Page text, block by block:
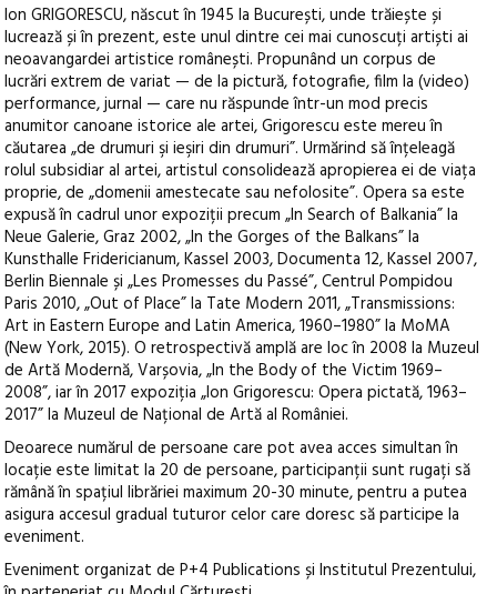
Ion GRIGORESCU, născut în 1945 la București, unde trăiește și
lucrează și în prezent, este unul dintre cei mai cunoscuți artiști ai
neoavangardei artistice românești. Propunând un corpus de
lucrări extrem de variat — de la pictură, fotografie, film la (video)
performance, jurnal — care nu răspunde într-un mod precis
anumitor canoane istorice ale artei, Grigorescu este mereu în
căutarea „de drumuri şi ieşiri din drumuri”. Urmărind să înțeleagă
rolul subsidiar al artei, artistul consolidează apropierea ei de viața
proprie, de „domenii amestecate sau nefolosite”. Opera sa este
expusă în cadrul unor expoziții precum „In Search of Balkania” la
Neue Galerie, Graz 2002, „In the Gorges of the Balkans” la
Kunsthalle Fridericianum, Kassel 2003, Documenta 12, Kassel 2007,
Berlin Biennale și „Les Promesses du Passé”, Centrul Pompidou
Paris 2010, „Out of Place” la Tate Modern 2011, „Transmissions:
Art in Eastern Europe and Latin America, 1960–1980” la MoMA
(New York, 2015). O retrospectivă amplă are loc în 2008 la Muzeul
de Artă Modernă, Varșovia, „In the Body of the Victim 1969–
2008”, iar în 2017 expoziția „Ion Grigorescu: Opera pictată, 1963–
2017” la Muzeul de Național de Artă al României.
Deoarece numărul de persoane care pot avea acces simultan în
locație este limitat la 20 de persoane, participanții sunt rugați să
rămână în spațiul librăriei maximum 20-30 minute, pentru a putea
asigura accesul gradual tuturor celor care doresc să participe la
eveniment.
Eveniment organizat de P+4 Publications și Institutul Prezentului,